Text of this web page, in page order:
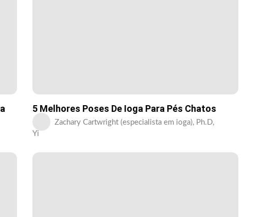
5 Melhores Poses De Ioga Para Pés Chatos
Zachary Cartwright (especialista em ioga), Ph.D,
Yi